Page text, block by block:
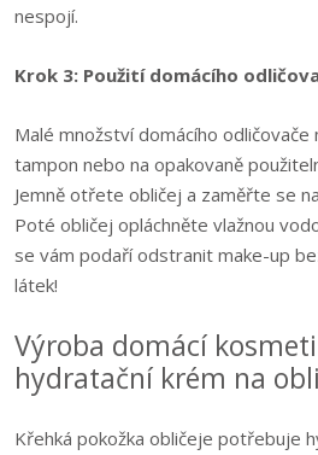
nespojí.
Krok 3: Použití domácího
Malé množství domácího
tampon nebo na opakovaně
Jemně otřete obličej a zaměřte se
Poté obličej opláchněte vlažnou
se vám podaří odstranit make-up
látek!
Výroba domácí
hydratační krém na
Křehká pokožka obličeje potřebuje